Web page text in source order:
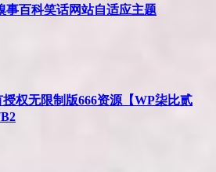
事百科笑话网站自适应主题
权无限制版666资源【WP柒比贰